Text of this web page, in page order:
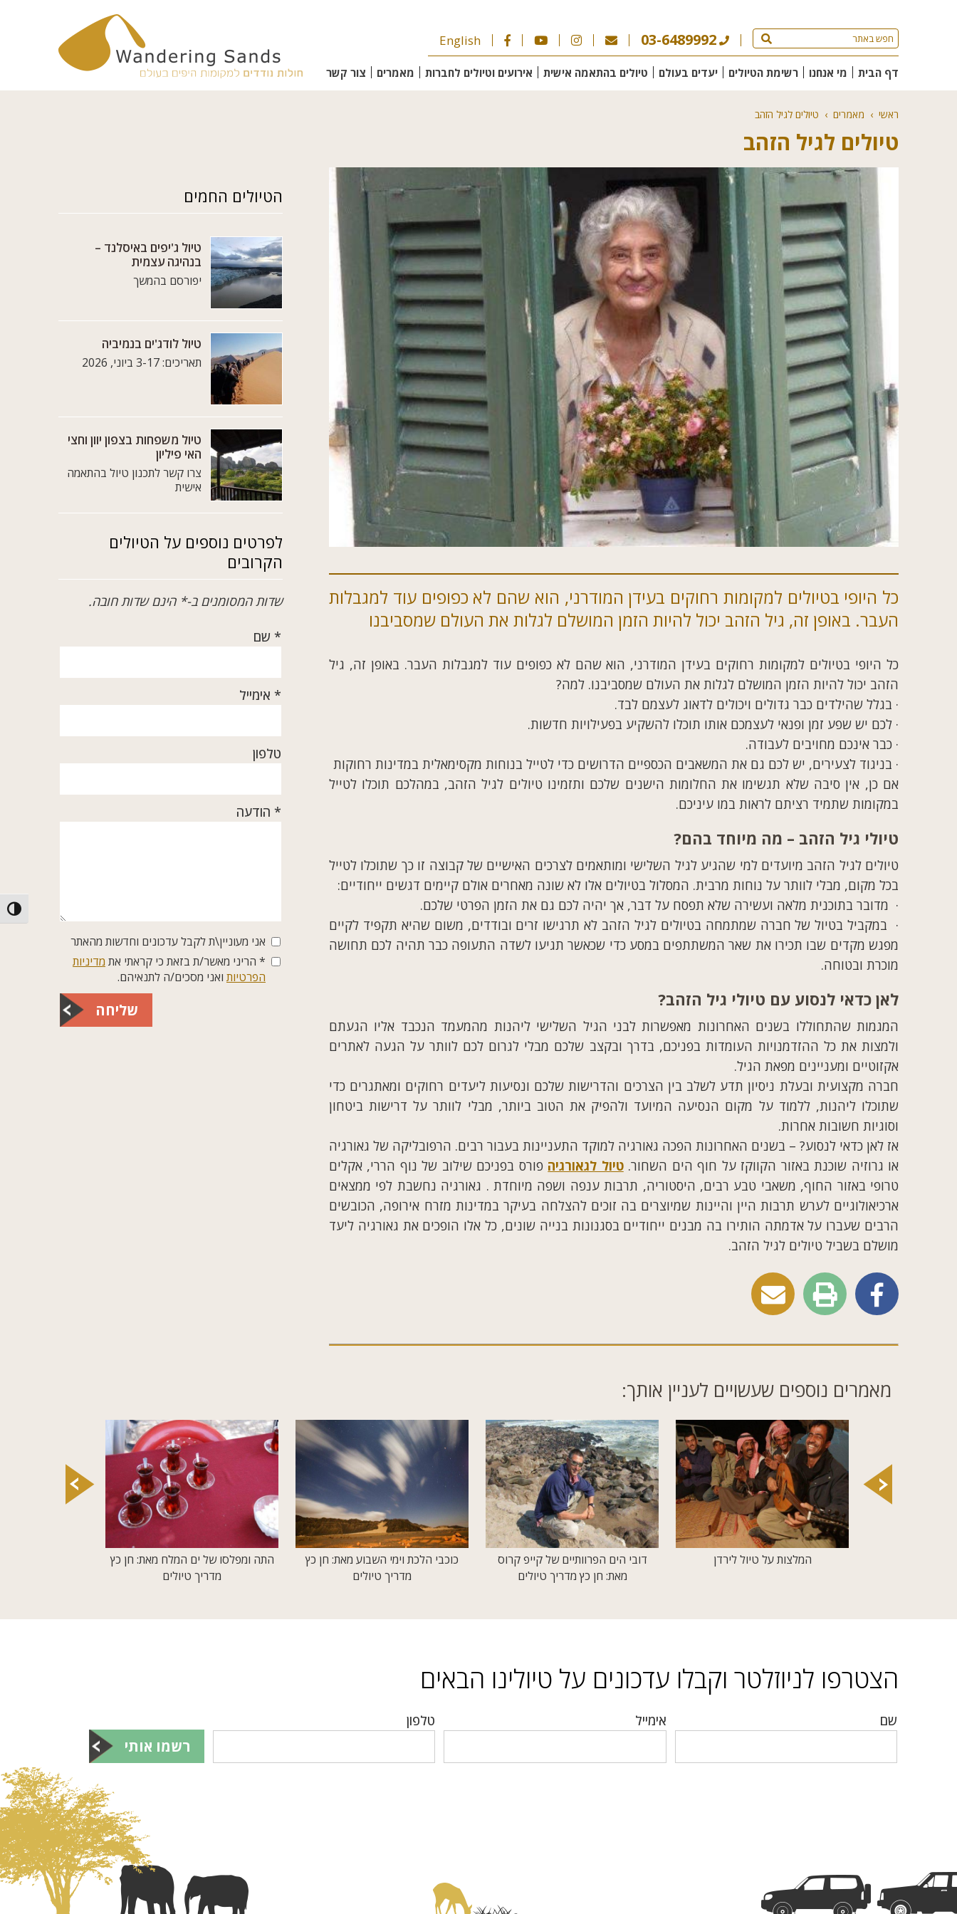
03-6489992
English
דף הבית מי אנחנו רשימת הטיולים יעדים בעולם טיולים בהתאמה אישית אירועים וטיולים לחברות מאמרים צור קשר
ראשי › מאמרים › טיולים לגיל הזהב
טיולים לגיל הזהב
כל היופי בטיולים למקומות רחוקים בעידן המודרני, הוא שהם לא כפופים עוד למגבלות
העבר. באופן זה, גיל הזהב יכול להיות הזמן המושלם לגלות את העולם שמסביבנו
כל היופי בטיולים למקומות רחוקים בעידן המודרני, הוא שהם לא כפופים עוד למגבלות העבר. באופן זה, גיל
הזהב יכול להיות הזמן המושלם לגלות את העולם שמסביבנו. למה?
· בגלל שהילדים כבר גדולים ויכולים לדאוג לעצמם לבד.
· לכם יש שפע זמן ופנאי לעצמכם אותו תוכלו להשקיע בפעילויות חדשות.
· כבר אינכם מחויבים לעבודה.
· בניגוד לצעירים, יש לכם גם את המשאבים הכספיים הדרושים כדי לטייל בנוחות מקסימאלית במדינות רחוקות
אם כן, אין סיבה שלא תגשימו את החלומות הישנים שלכם ותזמינו טיולים לגיל הזהב, במהלכם תוכלו לטייל
במקומות שתמיד רציתם לראות במו עיניכם.
טיולי גיל הזהב – מה מיוחד בהם?
טיולים לגיל הזהב מיועדים למי שהגיע לגיל השלישי ומותאמים לצרכים האישיים של קבוצה זו כך שתוכלו לטייל
בכל מקום, מבלי לוותר על נוחות מרבית. המסלול בטיולים אלו לא שונה מאחרים אולם קיימים דגשים ייחודיים:
· מדובר בתוכנית מלאה ועשירה שלא תפסח על דבר, אך יהיה לכם גם את הזמן הפרטי שלכם.
· במקביל בטיול של חברה שמתמחה בטיולים לגיל הזהב לא תרגישו זרים ובודדים, משום שהיא תקפיד לקיים
מפגש מקדים שבו תכירו את שאר המשתתפים במסע כדי שכאשר תגיעו לשדה התעופה כבר תהיה לכם תחושה
מוכרת ובטוחה.
לאן כדאי לנסוע עם טיולי גיל הזהב?
המגמות שהתחוללו בשנים האחרונות מאפשרות לבני הגיל השלישי ליהנות מהמעמד הנכבד אליו הגעתם
ולמצות את כל ההזדמנויות העומדות בפניכם, בדרך ובקצב שלכם מבלי לגרום לכם לוותר על הגעה לאתרים
אקזוטיים ומעניינים מפאת הגיל.
חברה מקצועית ובעלת ניסיון תדע לשלב בין הצרכים והדרישות שלכם ונסיעות ליעדים רחוקים ומאתגרים כדי
שתוכלו ליהנות, ללמוד על מקום הנסיעה המיועד ולהפיק את הטוב ביותר, מבלי לוותר על דרישות ביטחון
וסוגיות חשובות אחרות.
אז לאן כדאי לנסוע? – בשנים האחרונות הפכה גאורגיה למוקד התעניינות בעבור רבים. הרפובליקה של גאורגיה
או גרוזיה שוכנת באזור הקווקז על חוף הים השחור.טיול לגאורגיה פורס בפניכם שילוב של נוף הררי, אקלים
טרופי באזור החוף, משאבי טבע רבים, היסטוריה, תרבות ענפה ושפה מיוחדת . גאורגיה נחשבת לפי ממצאים
ארכיאולוגיים לערש תרבות היין והיינות שמיוצרים בה זוכים להצלחה בעיקר במדינות מזרח אירופה, הכובשים
הרבים שעברו על אדמתה הותירו בה מבנים ייחודיים בסגנונות בנייה שונים, כל אלו הופכים את גאורגיה ליעד
מושלם בשביל טיולים לגיל הזהב.
הטיולים החמים
טיול ג'יפים באיסלנד –
בנהיגה עצמית
יפורסם בהמשך
טיול לודג'ים בנמיביה
תאריכים: 3-17 ביוני, 2026
טיול משפחות בצפון יוון וחצי
האי פיליון
צרו קשר לתכנון טיול בהתאמה
אישית
לפרטים נוספים על הטיולים
הקרובים
שדות המסומנים ב-* הינם שדות חובה.
* שם
* אימייל
טלפון
* הודעה
אני מעוניין\ת לקבל עדכונים וחדשות מהאתר
* הריני מאשר/ת בזאת כי קראתי את מדיניות
הפרטיות ואני מסכים/ה לתנאיהם.
שליחה
מאמרים נוספים שעשויים לעניין אותך:
המלצות על טיול לירדן
דובי הים הפרוותיים של קייפ קרוס
מאת: חן כץ מדריך טיולים
כוכבי הלכת וימי השבוע מאת: חן כץ
מדריך טיולים
התה ומפלסו של ים המלח מאת: חן כץ
מדריך טיולים
הצטרפו לניוזלטר וקבלו עדכונים על טיולינו הבאים
שם אימייל טלפון
רשמו אותי